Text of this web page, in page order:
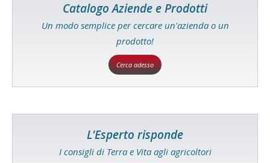
Catalogo Aziende e Prodotti
Un modo semplice per cercare un'azienda o un
prodotto!
Cerca adesso
L'Esperto risponde
I consigli di Terra e Vita agli agricoltori